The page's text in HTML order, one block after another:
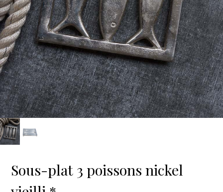
Sous-plat 3 poissons nickel
Google Maps est désactivé. Autoriser